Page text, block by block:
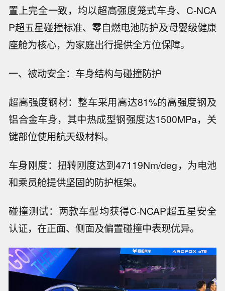
置上完全一致，均以超高强度笼式车身、C-NCA
P超五星碰撞标准、零自燃电池防护及母婴级健康
座舱为核心，为家庭出行提供全方位保障。
一、被动安全：车身结构与碰撞防护
超高强度钢材：整车采用高达81%的高强度钢及
铝合金车身，其中热成型钢强度达1500MPa，关
键部位使用航天级材料。
车身刚度：扭转刚度达到47119Nm/deg，为电池
和乘员舱提供坚固的防护框架。
碰撞测试：两款车型均获得C-NCAP超五星安全
认证，在正面、侧面及偏置碰撞中表现优异。